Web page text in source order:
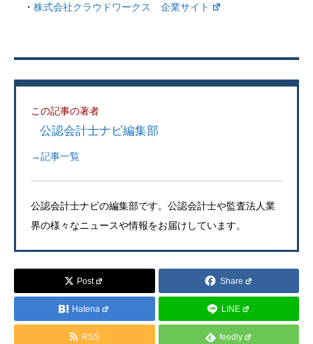
・ 株式会社クラウドワークス 企業サイト
この記事の著者
公認会計士ナビ編集部
→記事一覧
公認会計士ナビの編集部です。公認会計士や監査法人業
界の様々なニュースや情報をお届けしています。
Post Share
Hatena LINE
RSS feedly